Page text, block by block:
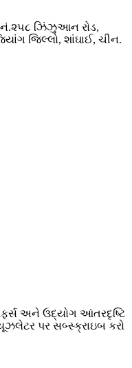
ઝિંઝુઆન રોડ,
જિલ્લો, શાંઘાઈ, ચીન.
અને ઉદ્યોગ આંતરદૃષ્ટિ
પર સબ્સ્ક્રાઇબ કરો